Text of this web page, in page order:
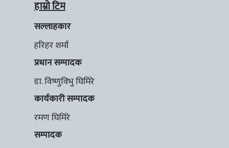
हाम्रो टिम
सल्लाहकार
हरिहर शर्मा
प्रधान सम्पादक
डा. विष्णुविभु घिमिरे
कार्यकारी सम्पादक
रमण घिमिरे
सम्पादक